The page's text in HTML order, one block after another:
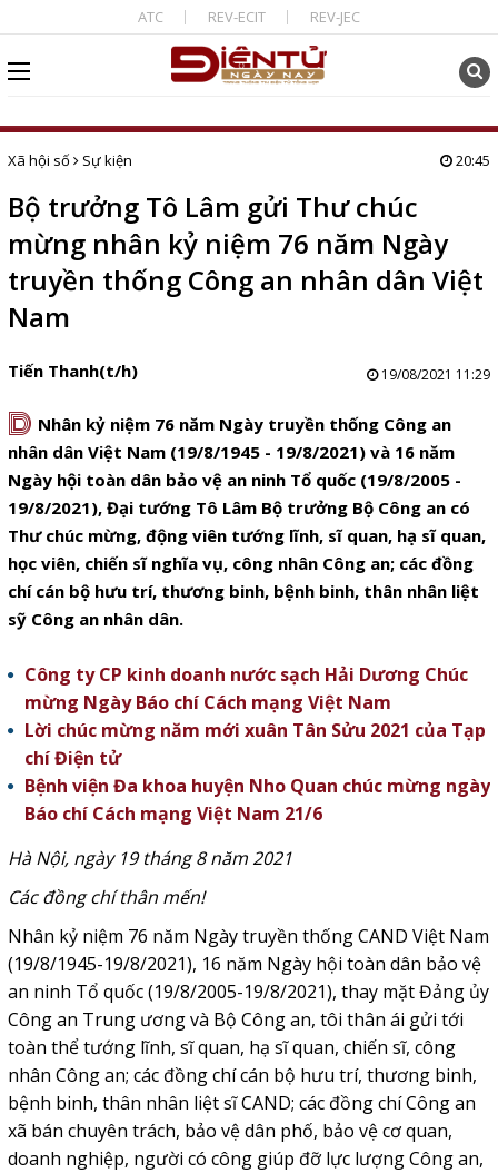
ATC REV-ECIT REV-JEC
Xã hội số Sự kiện 20:45
Bộ trưởng Tô Lâm gửi Thư chúc
mừng nhân kỷ niệm 76 năm Ngày
truyền thống Công an nhân dân Việt
Nam
Tiến Thanh(t/h) 19/08/2021 11:29
D Nhân kỷ niệm 76 năm Ngày truyền thống Công an
nhân dân Việt Nam (19/8/1945 - 19/8/2021) và 16 năm
Ngày hội toàn dân bảo vệ an ninh Tổ quốc (19/8/2005 -
19/8/2021), Đại tướng Tô Lâm Bộ trưởng Bộ Công an có
Thư chúc mừng, động viên tướng lĩnh, sĩ quan, hạ sĩ quan,
học viên, chiến sĩ nghĩa vụ, công nhân Công an; các đồng
chí cán bộ hưu trí, thương binh, bệnh binh, thân nhân liệt
sỹ Công an nhân dân.
Công ty CP kinh doanh nước sạch Hải Dương Chúc
mừng Ngày Báo chí Cách mạng Việt Nam
Lời chúc mừng năm mới xuân Tân Sửu 2021 của Tạp
chí Điện tử
Bệnh viện Đa khoa huyện Nho Quan chúc mừng ngày
Báo chí Cách mạng Việt Nam 21/6
Hà Nội, ngày 19 tháng 8 năm 2021
Các đồng chí thân mến!
Nhân kỷ niệm 76 năm Ngày truyền thống CAND Việt Nam
(19/8/1945-19/8/2021), 16 năm Ngày hội toàn dân bảo vệ
an ninh Tổ quốc (19/8/2005-19/8/2021), thay mặt Đảng ủy
Công an Trung ương và Bộ Công an, tôi thân ái gửi tới
toàn thể tướng lĩnh, sĩ quan, hạ sĩ quan, chiến sĩ, công
nhân Công an; các đồng chí cán bộ hưu trí, thương binh,
bệnh binh, thân nhân liệt sĩ CAND; các đồng chí Công an
xã bán chuyên trách, bảo vệ dân phố, bảo vệ cơ quan,
doanh nghiệp, người có công giúp đỡ lực lượng Công an,